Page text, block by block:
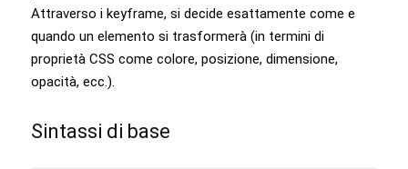
Attraverso i keyframe, si decide esattamente come e
quando un elemento si trasformerà (in termini di
proprietà CSS come colore, posizione, dimensione,
opacità, ecc.).
Sintassi di base